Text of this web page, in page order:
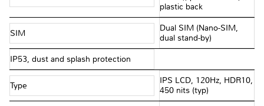
plastic back
SIM
Dual SIM (Nano-SIM,
dual stand-by)
IP53, dust and splash protection
Type
IPS LCD, 120Hz, HDR10,
450 nits (typ)